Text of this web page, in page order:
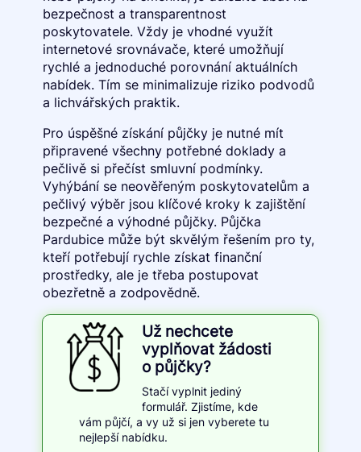
bezpečnost a transparentnost
poskytovatele. Vždy je vhodné využít
internetové srovnávače, které umožňují
rychlé a jednoduché porovnání aktuálních
nabídek. Tím se minimalizuje riziko podvodů
a lichvářských praktik.
Pro úspěšné získání půjčky je nutné mít
připravené všechny potřebné doklady a
pečlivě si přečíst smluvní podmínky.
Vyhýbání se neověřeným poskytovatelům a
pečlivý výběr jsou klíčové kroky k zajištění
bezpečné a výhodné půjčky. Půjčka
Pardubice může být skvělým řešením pro ty,
kteří potřebují rychle získat finanční
prostředky, ale je třeba postupovat
obezřetně a zodpovědně.
Už nechcete
vyplňovat žádosti
o půjčky?
Stačí vyplnit jediný
formulář. Zjistíme, kde
vám půjčí, a vy už si jen vyberete tu
nejlepší nabídku.